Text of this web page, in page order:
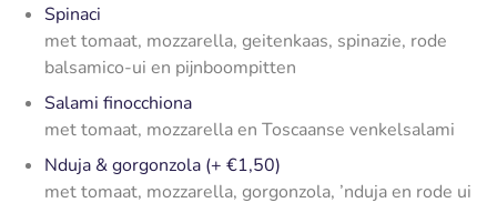
Spinaci
met tomaat, mozzarella, geitenkaas, spinazie, rode
balsamico-ui en pijnboompitten
Salami finocchiona
met tomaat, mozzarella en Toscaanse venkelsalami
Nduja & gorgonzola (+ €1,50)
met tomaat, mozzarella, gorgonzola, ’nduja en rode ui